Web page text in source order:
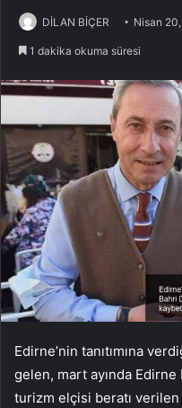
DİLAN BİÇER Nisan
1 dakika okuma süresi
Edirne’nin tanıtımına
gelen, mart ayında
turizm elçisi beratı verilen